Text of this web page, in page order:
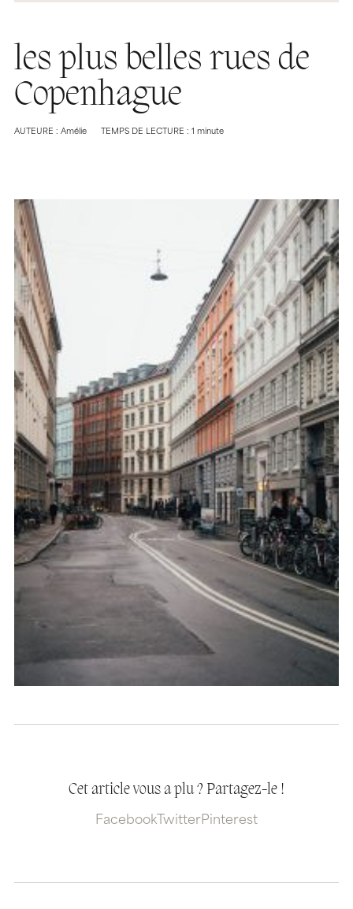
les plus belles rues de
Copenhague
AUTEURE : Amélie TEMPS DE LECTURE : 1 minute
Cet article vous a plu ? Partagez-le !
Facebook TwitterPinterest